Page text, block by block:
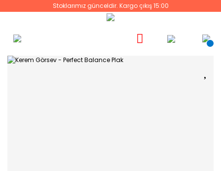
Stoklarımız günceldir. Kargo çıkış 15:00